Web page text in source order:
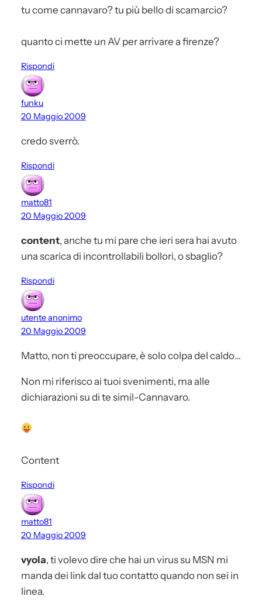
tu come cannavaro? tu più bello di scamarcio?
quanto ci mette un AV per arrivare a firenze?
Rispondi
funku
20 Maggio 2009
credo sverrò.
Rispondi
matto81
20 Maggio 2009
content, anche tu mi pare che ieri sera hai avuto
una scarica di incontrollabili bollori, o sbaglio?
Rispondi
utente anonimo
20 Maggio 2009
Matto, non ti preoccupare, è solo colpa del caldo…
Non mi riferisco ai tuoi svenimenti, ma alle
dichiarazioni su di te simil-Cannavaro.
Content
Rispondi
matto81
20 Maggio 2009
vyola, ti volevo dire che hai un virus su MSN mi
manda dei link dal tuo contatto quando non sei in
linea.